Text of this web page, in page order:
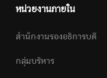
หน่วยงานภายใน
สำนักงานรองอธิการบดี
กลุ่มบริหาร